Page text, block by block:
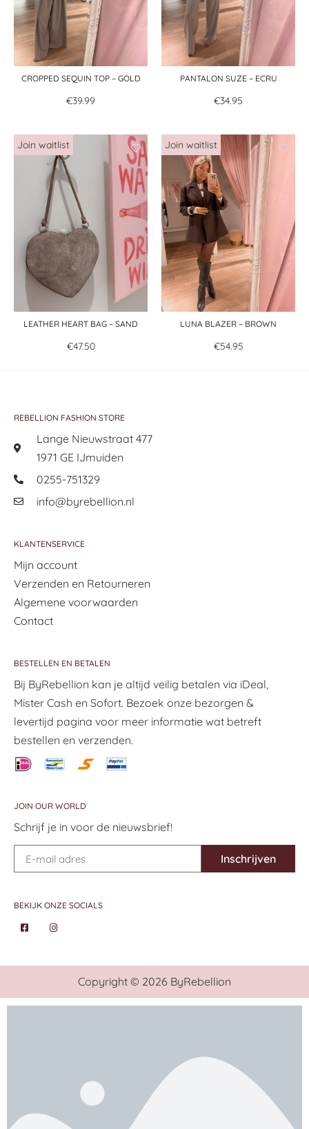
CROPPED SEQUIN TOP – GOLD
€39.99
PANTALON SUZE – ECRU
€34.95
LEATHER HEART BAG – SAND
€47.50
LUNA BLAZER – BROWN
€54.95
REBELLION FASHION STORE
Lange Nieuwstraat 477
1971 GE IJmuiden
0255-751329
info@byrebellion.nl
KLANTENSERVICE
Mijn account
Verzenden en Retourneren
Algemene voorwaarden
Contact
BESTELLEN EN BETALEN
Bij ByRebellion kan je altijd veilig betalen via iDeal,
Mister Cash en Sofort. Bezoek onze bezorgen &
levertijd pagina voor meer informatie wat betreft
bestellen en verzenden.
JOIN OUR WORLD
Schrijf je in voor de nieuwsbrief!
Inschrijven
BEKIJK ONZE SOCIALS
Copyright © 2026 ByRebellion